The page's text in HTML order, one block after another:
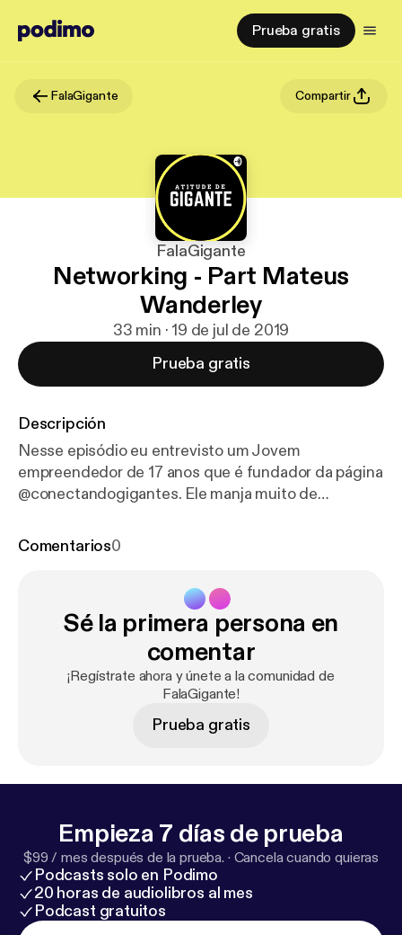
Prueba gratis
FalaGigante Compartir
FalaGigante
Networking - Part Mateus
Wanderley
33 min · 19 de jul de 2019
Prueba gratis
Descripción
Nesse episódio eu entrevisto um Jovem
empreendedor de 17 anos que é fundador da página
@conectandogigantes. Ele manja muito de
Comentarios0
Sé la primera persona en
comentar
¡Regístrate ahora y únete a la comunidad de
FalaGigante!
Prueba gratis
Empieza 7 días de prueba
$99 / mes después de la prueba. · Cancela cuando quieras
Podcasts solo en Podimo
20 horas de audiolibros al mes
Podcast gratuitos